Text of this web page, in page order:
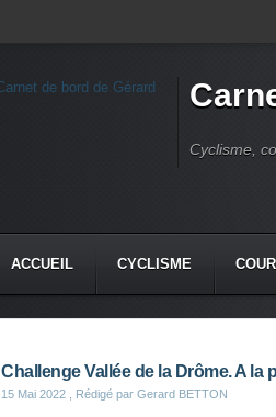
Cyclisme,
ACCUEIL CYCLISME
Challenge Vallée de la Drôme. A
15 Mai 2022 , Rédigé par Gerard BETTON